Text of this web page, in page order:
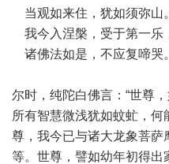
当观如来住，犹如须弥山。
我今入涅槃，受于第一乐
诸佛法如是，不应复啼哭
尔时，纯陀白佛言：“世尊
所有智慧微浅犹如蚊虻，
尊，我今已与诸大龙象菩萨
等。世尊，譬如幼年初得